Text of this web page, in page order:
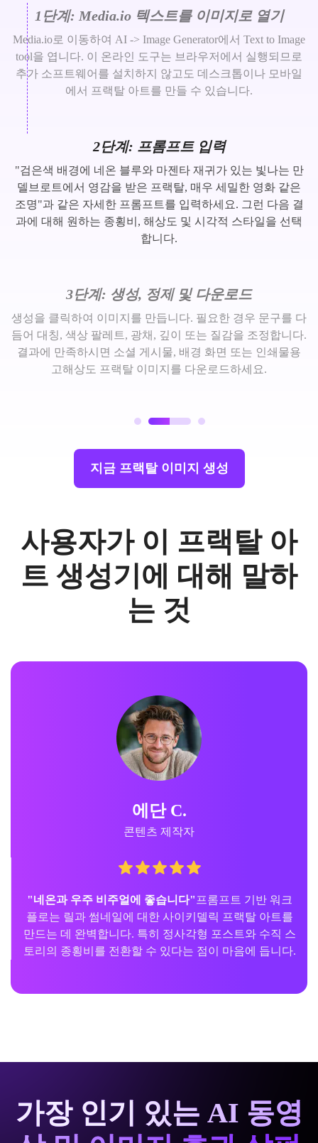
1단계: Media.io 텍스트를 이미지로 열기
Media.io로 이동하여 AI -> Image Generator에서 Text to Image
tool을 엽니다. 이 온라인 도구는 브라우저에서 실행되므로
추가 소프트웨어를 설치하지 않고도 데스크톱이나 모바일
에서 프랙탈 아트를 만들 수 있습니다.
2단계: 프롬프트 입력
"검은색 배경에 네온 블루와 마젠타 재귀가 있는 빛나는 만
델브로트에서 영감을 받은 프랙탈, 매우 세밀한 영화 같은
조명"과 같은 자세한 프롬프트를 입력하세요. 그런 다음 결
과에 대해 원하는 종횡비, 해상도 및 시각적 스타일을 선택
합니다.
3단계: 생성, 정제 및 다운로드
생성을 클릭하여 이미지를 만듭니다. 필요한 경우 문구를 다
듬어 대칭, 색상 팔레트, 광채, 깊이 또는 질감을 조정합니다.
결과에 만족하시면 소셜 게시물, 배경 화면 또는 인쇄물용
고해상도 프랙탈 이미지를 다운로드하세요.
지금 프랙탈 이미지 생성
사용자가 이 프랙탈 아
트 생성기에 대해 말하
는 것
에단 C.
콘텐츠 제작자
"네온과 우주 비주얼에 좋습니다" 프롬프트 기반 워크
플로는 릴과 썸네일에 대한 사이키델릭 프랙탈 아트를
만드는 데 완벽합니다. 특히 정사각형 포스트와 수직 스
토리의 종횡비를 전환할 수 있다는 점이 마음에 듭니다.
가장 인기 있는 AI 동영